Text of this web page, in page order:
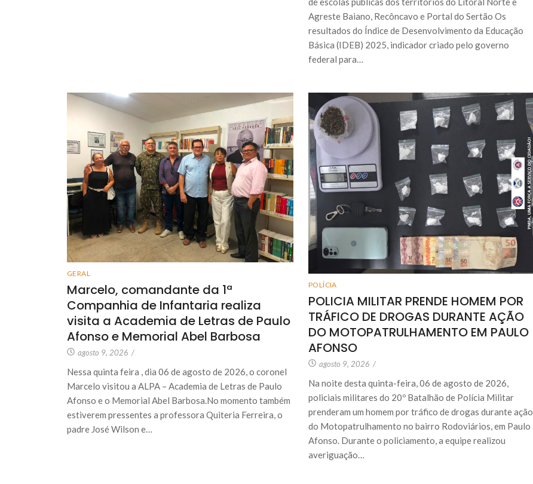
Agreste Baiano, Recôncavo e Portal do Sertão Os
resultados do Índice de Desenvolvimento da Educação
Básica (IDEB) 2025, indicador criado pelo governo
federal para…
GERAL
Marcelo, comandante da 1ª
Companhia de Infantaria realiza
visita a Academia de Letras de Paulo
Afonso e Memorial Abel Barbosa
agosto 9, 2026 /
Nessa quinta feira , dia 06 de agosto de 2026, o coronel
Marcelo visitou a ALPA – Academia de Letras de Paulo
Afonso e o Memorial Abel Barbosa.No momento também
estiverem pressentes a professora Quiteria Ferreira, o
padre José Wilson e…
POLÍCIA
POLICIA MILITAR PRENDE HOMEM POR
TRÁFICO DE DROGAS DURANTE AÇÃO
DO MOTOPATRULHAMENTO EM PAULO
AFONSO
agosto 9, 2026 /
Na noite desta quinta-feira, 06 de agosto de 2026,
policiais militares do 20º Batalhão de Polícia Militar
prenderam um homem por tráfico de drogas durante ação
do Motopatrulhamento no bairro Rodoviários, em Paulo
Afonso. Durante o policiamento, a equipe realizou
averiguação…